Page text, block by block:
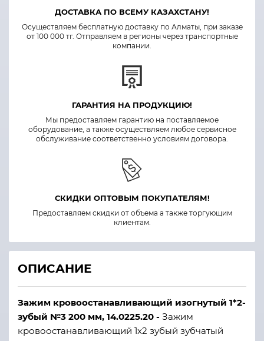
ДОСТАВКА ПО ВСЕМУ КАЗАХСТАНУ!
Осуществляем бесплатную доставку по Алматы, при заказе
от 100 000 тг. Отправляем в регионы через транспортные
компании.
ГАРАНТИЯ НА ПРОДУКЦИЮ!
Мы предоставляем гарантию на поставляемое
оборудование, а также осуществляем любое сервисное
обслуживание соответственно условиям договора.
СКИДКИ ОПТОВЫМ ПОКУПАТЕЛЯМ!
Предоставляем скидки от объема а также торгующим
клиентам.
ОПИСАНИЕ
Зажим кровоостанавливающий изогнутый 1*2-
зубый №3 200 мм, 14.0225.20 - Зажим
кровоостанавливающий 1x2 зубый зубчатый